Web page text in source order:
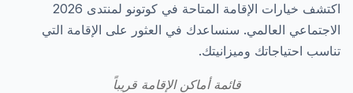
اكتشف خيارات الإقامة المتاحة في كوتونو لمنتدى 2026
الاجتماعي العالمي. سنساعدك في العثور على الإقامة التي
تناسب احتياجاتك وميزانيتك.
قائمة أماكن الإقامة قريباً